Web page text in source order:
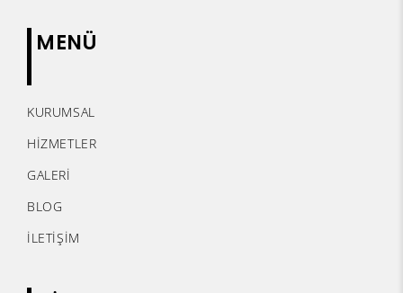
MENÜ
KURUMSAL
HİZMETLER
GALERİ
BLOG
İLETİŞİM